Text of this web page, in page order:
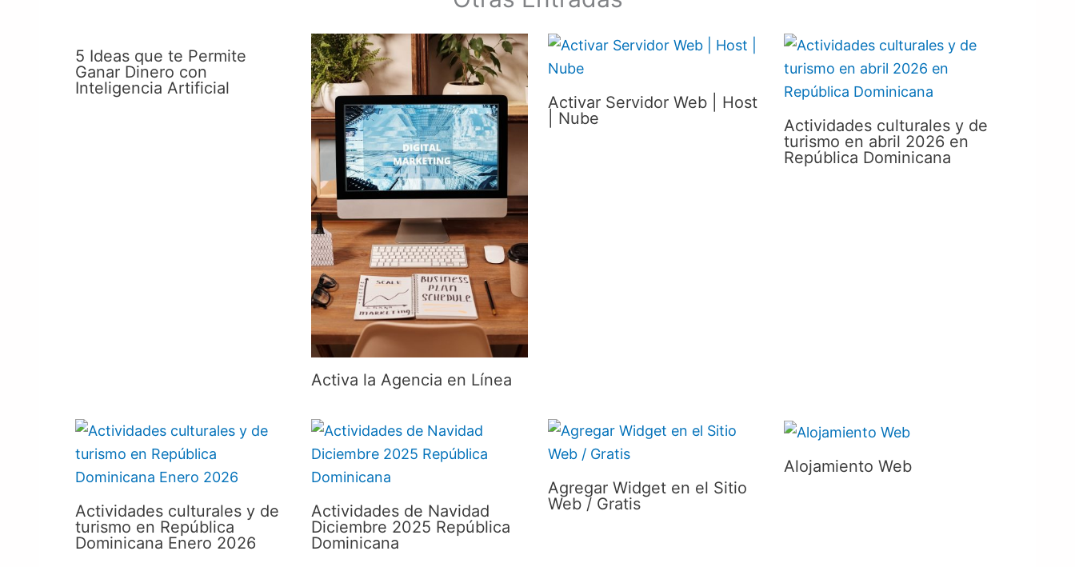
5 Ideas que te Permite
Ganar Dinero con
Inteligencia Artificial
Activa la Agencia en Línea
Activar Servidor Web | Host
| Nube
Actividades culturales y de
turismo en abril 2026 en
República Dominicana
Actividades culturales y de
turismo en República
Dominicana Enero 2026
Actividades de Navidad
Diciembre 2025 República
Dominicana
Agregar Widget en el Sitio
Web / Gratis
Alojamiento Web